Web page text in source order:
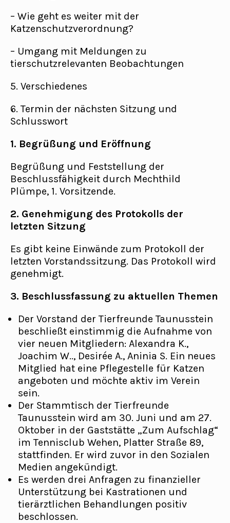
– Wie geht es weiter mit der
Katzenschutzverordnung?
– Umgang mit Meldungen zu
tierschutzrelevanten Beobachtungen
5. Verschiedenes
6. Termin der nächsten Sitzung und
Schlusswort
1. Begrüßung und Eröffnung
Begrüßung und Feststellung der
Beschlussfähigkeit durch Mechthild
Plümpe, 1. Vorsitzende.
2. Genehmigung des Protokolls der
letzten Sitzung
Es gibt keine Einwände zum Protokoll der
letzten Vorstandssitzung. Das Protokoll wird
genehmigt.
3. Beschlussfassung zu aktuellen Themen
Der Vorstand der Tierfreunde Taunusstein
beschließt einstimmig die Aufnahme von
vier neuen Mitgliedern: Alexandra K.,
Joachim W.., Desirée A., Aninia S. Ein neues
Mitglied hat eine Pflegestelle für Katzen
angeboten und möchte aktiv im Verein
sein.
Der Stammtisch der Tierfreunde
Taunusstein wird am 30. Juni und am 27.
Oktober in der Gaststätte „Zum Aufschlag“
im Tennisclub Wehen, Platter Straße 89,
stattfinden. Er wird zuvor in den Sozialen
Medien angekündigt.
Es werden drei Anfragen zu finanzieller
Unterstützung bei Kastrationen und
tierärztlichen Behandlungen positiv
beschlossen.